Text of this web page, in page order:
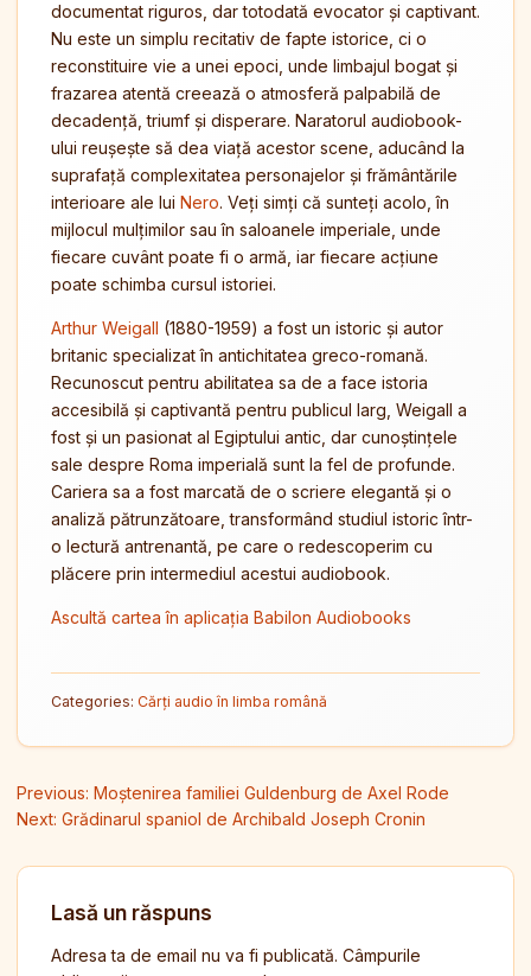
documentat riguros, dar totodată evocator și captivant.
Nu este un simplu recitativ de fapte istorice, ci o
reconstituire vie a unei epoci, unde limbajul bogat și
frazarea atentă creează o atmosferă palpabilă de
decadență, triumf și disperare. Naratorul audiobook-
ului reușește să dea viață acestor scene, aducând la
suprafață complexitatea personajelor și frământările
interioare ale lui Nero. Veți simți că sunteți acolo, în
mijlocul mulțimilor sau în saloanele imperiale, unde
fiecare cuvânt poate fi o armă, iar fiecare acțiune
poate schimba cursul istoriei.
Arthur Weigall (1880-1959) a fost un istoric și autor
britanic specializat în antichitatea greco-romană.
Recunoscut pentru abilitatea sa de a face istoria
accesibilă și captivantă pentru publicul larg, Weigall a
fost și un pasionat al Egiptului antic, dar cunoștințele
sale despre Roma imperială sunt la fel de profunde.
Cariera sa a fost marcată de o scriere elegantă și o
analiză pătrunzătoare, transformând studiul istoric într-
o lectură antrenantă, pe care o redescoperim cu
plăcere prin intermediul acestui audiobook.
Ascultă cartea în aplicația Babilon Audiobooks
Categories: Cărți audio în limba română
Navigare în articole
Previous: Moștenirea familiei Guldenburg de Axel Rode
Next: Grădinarul spaniol de Archibald Joseph Cronin
Lasă un răspuns
Adresa ta de email nu va fi publicată. Câmpurile